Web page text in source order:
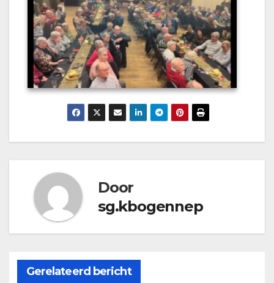
Door
sg.kbogennep
Gerelateerd bericht